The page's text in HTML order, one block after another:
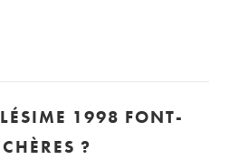
1998 FONT-
?